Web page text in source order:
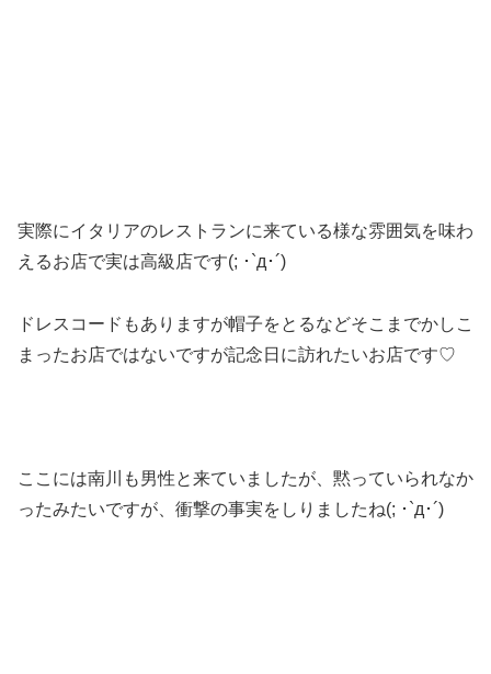
実際にイタリアのレストランに来ている様な雰囲気を味わ
えるお店で実は高級店です(; ･`д･´)
ドレスコードもありますが帽子をとるなどそこまでかしこ
まったお店ではないですが記念日に訪れたいお店です♡
ここには南川も男性と来ていましたが、黙っていられなか
ったみたいですが、衝撃の事実をしりましたね(; ･`д･´)